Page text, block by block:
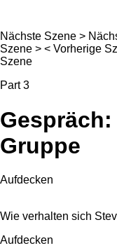
Nächste Szene >
Szene > < Vorherige
Szene
Part 3
Gruppe
Aufdecken
Wie verhalten sich
Aufdecken